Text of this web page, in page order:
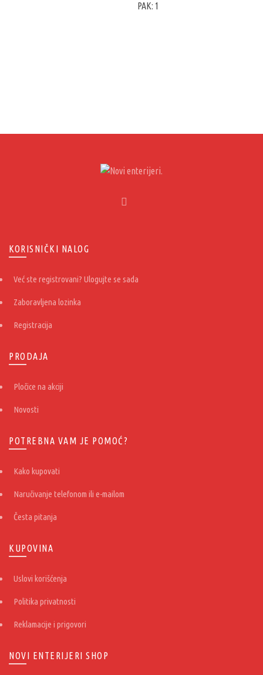
PAK: 1
KORISNIČKI NALOG
Već ste registrovani? Ulogujte se sada
Zaboravljena lozinka
Registracija
PRODAJA
Pločice na akciji
Novosti
POTREBNA VAM JE POMOĆ?
Kako kupovati
Naručivanje telefonom ili e-mailom
Česta pitanja
KUPOVINA
Uslovi korišćenja
Politika privatnosti
Reklamacije i prigovori
NOVI ENTERIJERI SHOP